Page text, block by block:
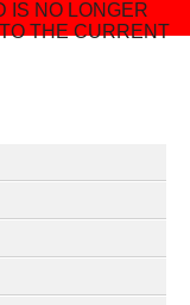
IS NO LONGER
THE CURRENT